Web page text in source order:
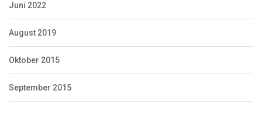
Juni 2022
August 2019
Oktober 2015
September 2015